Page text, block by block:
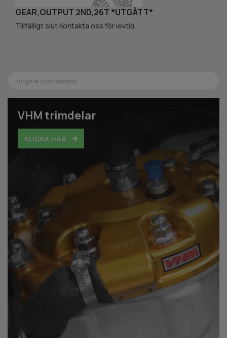
VHM trimdelar
KLICKA HÄR
GEAR,OUTPUT 2ND,26T *UTGÅTT*
Tillfälligt slut Kontakta oss för levtid